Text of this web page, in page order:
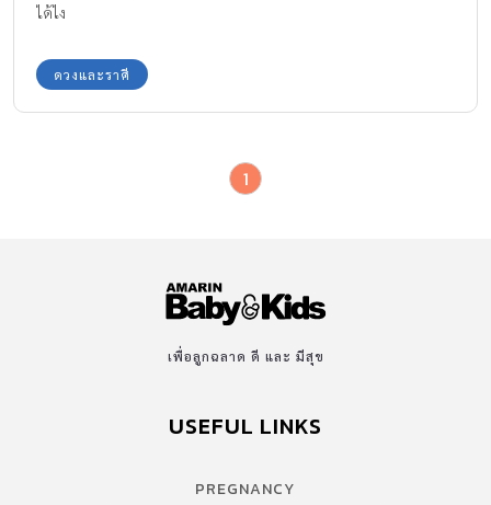
ได้ไง
ดวงและราศี
1
เพื่อลูกฉลาด ดี และ มีสุข
USEFUL LINKS
PREGNANCY